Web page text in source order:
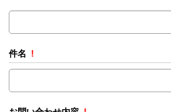
件名 !